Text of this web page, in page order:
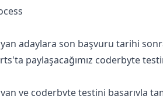
adaylara son başvuru tarihi
paylaşacağımız coderbyte
ve coderbyte testini başarıyla